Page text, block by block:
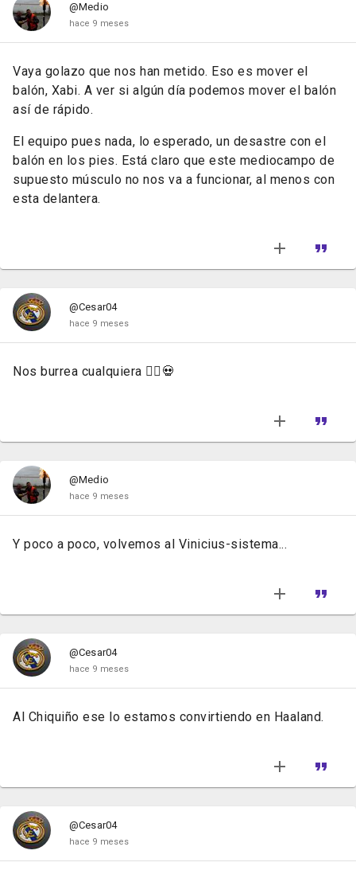
@Medio
hace 9 meses
Vaya golazo que nos han metido. Eso es mover el
balón, Xabi. A ver si algún día podemos mover el balón
así de rápido.
El equipo pues nada, lo esperado, un desastre con el
balón en los pies. Está claro que este mediocampo de
supuesto músculo no nos va a funcionar, al menos con
esta delantera.
@Cesar04
hace 9 meses
Nos burrea cualquiera 🤦‍♂️💀
@Medio
hace 9 meses
Y poco a poco, volvemos al Vinicius-sistema...
@Cesar04
hace 9 meses
Al Chiquiño ese lo estamos convirtiendo en Haaland.
@Cesar04
hace 9 meses